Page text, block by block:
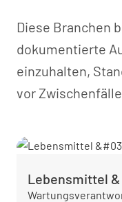
Diese Branchen
dokumentierte
einzuhalten,
vor
Lebensmittel &